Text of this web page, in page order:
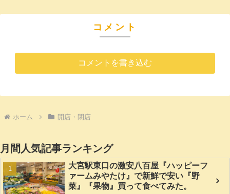
コメント
コメントを書き込む
ホーム 開店・閉店
月間人気記事ランキング
大宮駅東口の激安八百屋『ハッピーフ
ァームみやたけ』で新鮮で安い『野
菜』『果物』買って食べてみた。